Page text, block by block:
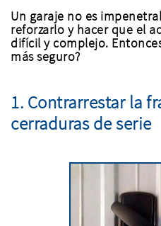
Un garaje no es
reforzarlo y hacer que el
difícil y complejo.
más seguro?
1. Contrarrestar la
cerraduras de serie